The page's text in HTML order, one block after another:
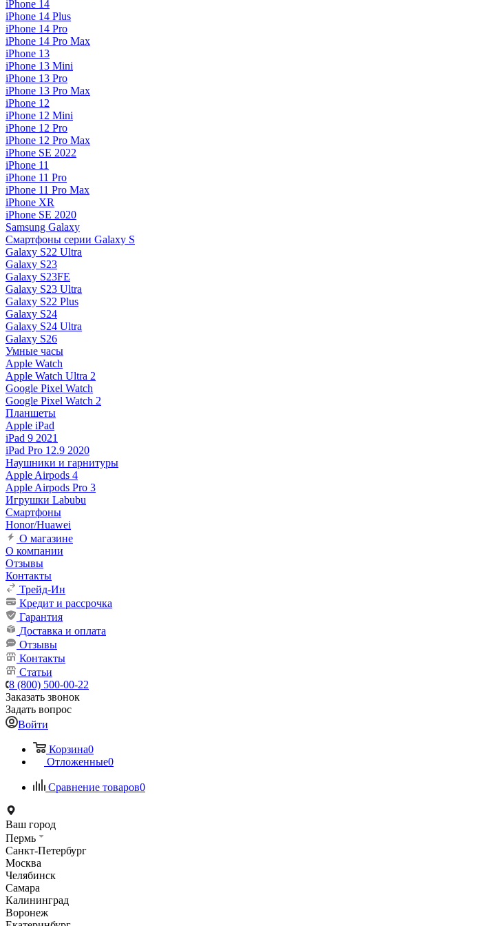
iPhone 14
iPhone 14 Plus
iPhone 14 Pro
iPhone 14 Pro Max
iPhone 13
iPhone 13 Mini
iPhone 13 Pro
iPhone 13 Pro Max
iPhone 12
iPhone 12 Mini
iPhone 12 Pro
iPhone 12 Pro Max
iPhone SE 2022
iPhone 11
iPhone 11 Pro
iPhone 11 Pro Max
iPhone XR
iPhone SE 2020
Samsung Galaxy
Смартфоны серии Galaxy S
Galaxy S22 Ultra
Galaxy S23
Galaxy S23FE
Galaxy S23 Ultra
Galaxy S22 Plus
Galaxy S24
Galaxy S24 Ultra
Galaxy S26
Умные часы
Apple Watch
Apple Watch Ultra 2
Google Pixel Watch
Google Pixel Watch 2
Планшеты
Apple iPad
iPad 9 2021
iPad Pro 12.9 2020
Наушники и гарнитуры
Apple Airpods 4
Apple Airpods Pro 3
Игрушки Labubu
Смартфоны
Honor/Huawei
О магазине
О компании
Отзывы
Контакты
Трейд-Ин
Кредит и рассрочка
Гарантия
Доставка и оплата
Отзывы
Контакты
Статьи
8 (800) 500-00-22
Заказать звонок
Задать вопрос
Войти
Корзина0
Отложенные0
Сравнение товаров0
Ваш город
Пермь
Санкт-Петербург
Москва
Челябинск
Самара
Калининград
Воронеж